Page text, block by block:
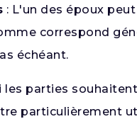
: L'un des époux
correspond
échéant.
les parties
particulièrement